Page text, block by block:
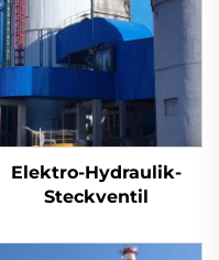
Elektro-Hydraulik-
Steckventil